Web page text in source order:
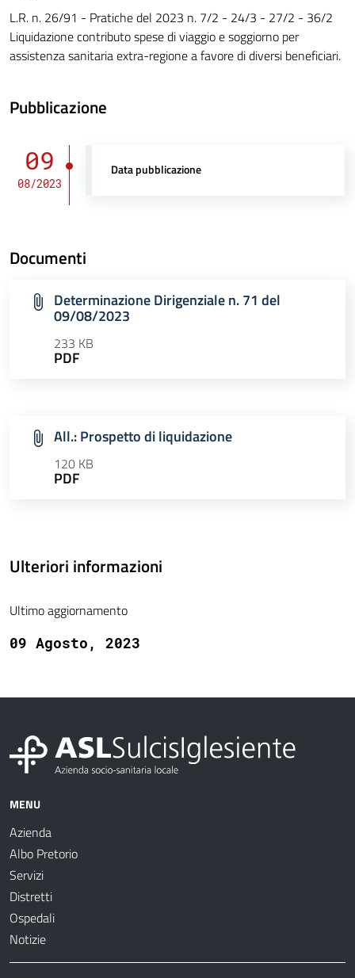
L.R. n. 26/91 - Pratiche del 2023 n. 7/2 - 24/3 - 27/2 - 36/2
Liquidazione contributo spese di viaggio e soggiorno per
assistenza sanitaria extra-regione a favore di diversi beneficiari.
Pubblicazione
09
08/2023
Data pubblicazione
Documenti
Determinazione Dirigenziale n. 71 del
09/08/2023
233 KB
PDF
All.: Prospetto di liquidazione
120 KB
PDF
Ulteriori informazioni
Ultimo aggiornamento
09 Agosto, 2023
MENU
Azienda
Albo Pretorio
Servizi
Distretti
Ospedali
Notizie